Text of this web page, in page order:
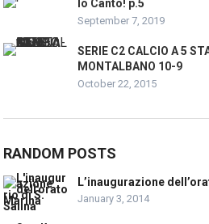
Io Canto! p.5
September 7, 2019
SERIE C2 CALCIO A 5
MONTALBANO 10-9
October 22, 2015
RANDOM POSTS
L’inaugurazione
January 3, 2014